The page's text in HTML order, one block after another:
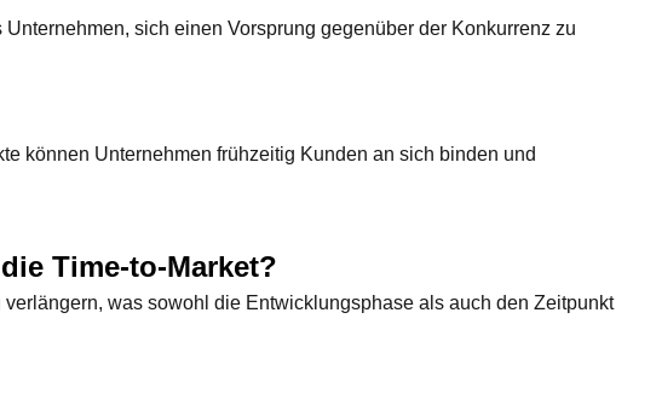
sich einen Vorsprung gegenüber der Konkurrenz zu
können Unternehmen frühzeitig Kunden an sich binden und
Time-to-Market?
was sowohl die Entwicklungsphase als auch den Zeitpunkt